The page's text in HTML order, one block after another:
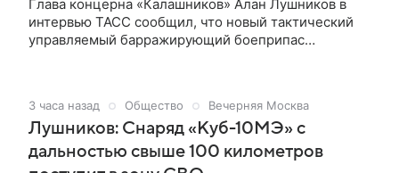
Глава концерна «Калашников» Алан Лушников в
интервью ТАСС сообщил, что новый тактический
управляемый барражирующий боеприпас
самонаведения с элементами искусственного
интеллекта и боевую часть массой около 11 кг.
3 часа назад Общество Вечерняя Москва
Лушников: Снаряд «Куб-10МЭ» с
дальностью свыше 100 километров